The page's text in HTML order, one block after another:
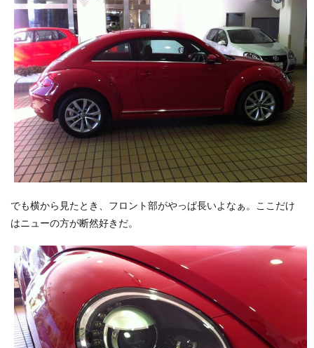
でも横から見たとき、フロント部がやっぱ長いよなぁ。ここだけ
はニューの方が断然好きだ。